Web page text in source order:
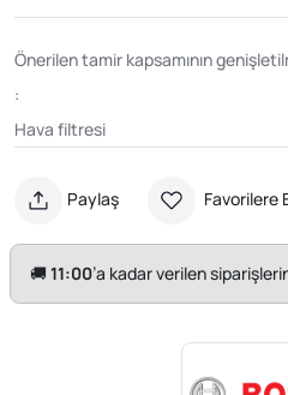
Önerilen tamir kapsamının
:
Hava filtresi
Paylaş Favorilere
🚚11:00’a kadar verilen